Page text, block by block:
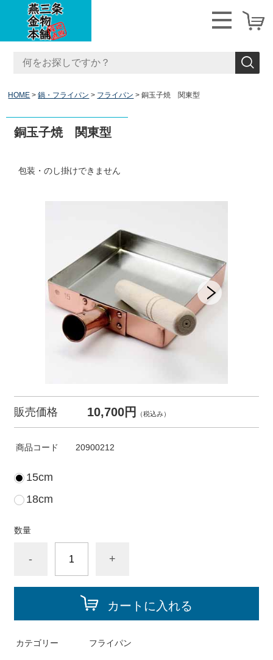
HOME 鍋・フライパン フライパン 銅玉子焼 関東型
銅玉子焼 関東型
包装・のし掛けできません
販売価格 10,700円 （税込み）
商品コード 20900212
15cm
18cm
数量
- +
カートに入れる
カテゴリー フライパン